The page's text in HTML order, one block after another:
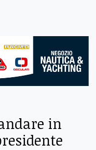
in